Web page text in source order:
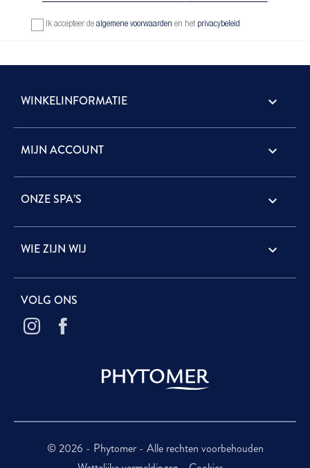
Ik accepteer de algemene voorwaarden en het privacybeleid
WINKELINFORMATIE keyboard_arrow_down
MIJN ACCOUNT 
ONZE SPA’S 
WIE ZIJN WIJ 
VOLG ONS
© 2026 - Phytomer - Alle rechten voorbehouden